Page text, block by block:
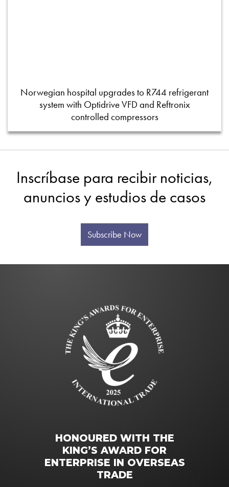
Norwegian hospital upgrades to R744 refrigerant
system with Optidrive VFD and Reftronix
controlled compressors
Inscríbase para recibir noticias,
anuncios y estudios de casos
Subscribe Now
HONOURED WITH THE
KING’S AWARD FOR
ENTERPRISE IN OVERSEAS
TRADE